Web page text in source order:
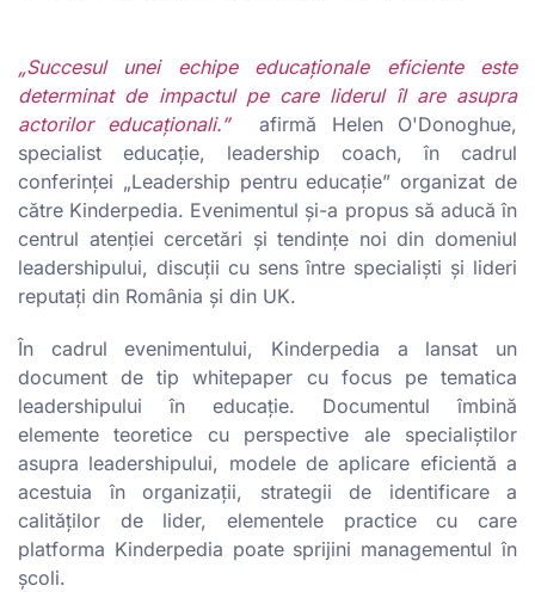
„Succesul unei echipe educaționale eficiente este
determinat de impactul pe care liderul îl are asupra
actorilor educaționali.”afirmă Helen O'Donoghue,
specialist educație, leadership coach, în cadrul
conferinței „Leadership pentru educație” organizat de
către Kinderpedia. Evenimentul și-a propus să aducă în
centrul atenției cercetări și tendințe noi din domeniul
leadershipului, discuții cu sens între specialiști și lideri
reputați din România și din UK.
În cadrul evenimentului, Kinderpedia a lansat un
document de tip whitepaper cu focus pe tematica
leadershipului în educație. Documentul îmbină
elemente teoretice cu perspective ale specialiștilor
asupra leadershipului, modele de aplicare eficientă a
acestuia în organizații, strategii de identificare a
calităților de lider, elementele practice cu care
platforma Kinderpedia poate sprijini managementul în
școli.